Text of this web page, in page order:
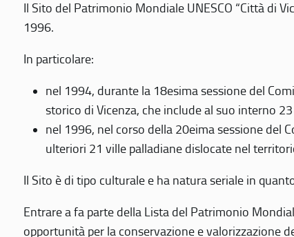
Il Sito del Patrimonio Mondiale UNESCO “Città di
1996.
In particolare:
nel 1994, durante la 18esima sessione del
storico di Vicenza, che include al suo interno
nel 1996, nel corso della 20eima sessione del
ulteriori 21 ville palladiane dislocate nel
Il Sito è di tipo culturale e ha natura seriale in
Entrare a fa parte della Lista del Patrimonio
opportunità per la conservazione e valorizzazione